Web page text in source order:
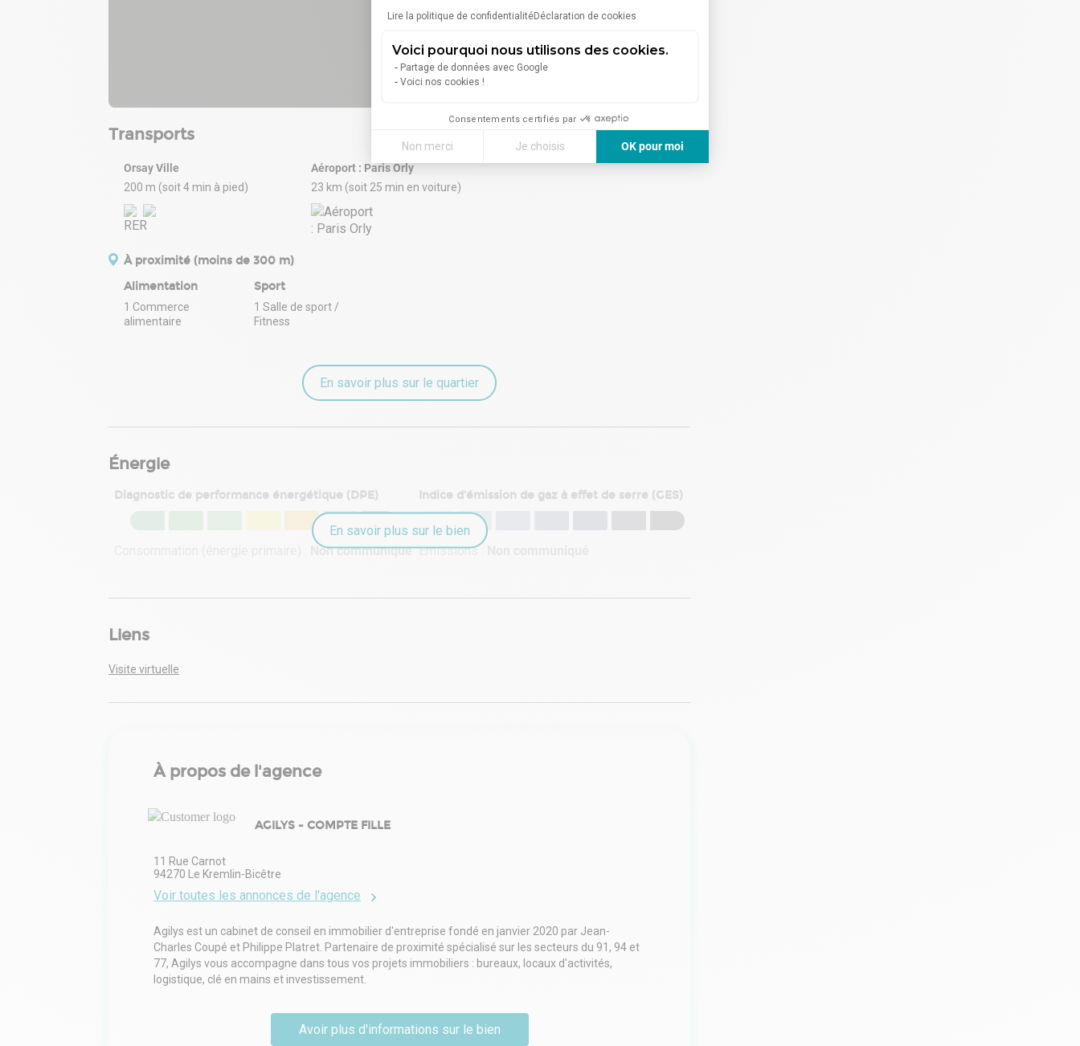
Lire la politique de confidentialitéDéclaration de cookies
Voici pourquoi nous utilisons des cookies.
Partage de données avec Google
Voici nos cookies !
Consentements certifiés par
Non merci Je choisis OK pour moi
Axeptio consent
Plateforme de Gestion du Consentement : Personnalisez vos Options
Transports
Orsay Ville
200 m (soit 4 min à pied)
Aéroport : Paris Orly
23 km (soit 25 min en voiture)
À proximité (moins de 300 m)
Alimentation
1 Commerce
alimentaire
Sport
1 Salle de sport /
Fitness
En savoir plus sur le quartier
Énergie
Diagnostic de performance énergétique (DPE)
Non communiqué
Indice d'émission de gaz à effet de serre (GES)
Émissions :
En savoir plus sur le bien
Liens
Visite virtuelle
À propos de l'agence
AGILYS - COMPTE FILLE
11 Rue Carnot
94270 Le Kremlin-Bicêtre
Voir toutes les annonces de l'agence
Agilys est un cabinet de conseil en immobilier d'entreprise fondé en janvier 2020 par Jean-
Charles Coupé et Philippe Platret. Partenaire de proximité spécialisé sur les secteurs du 91, 94 et
77, Agilys vous accompagne dans tous vos projets immobiliers : bureaux, locaux d'activités,
logistique, clé en mains et investissement.
Avoir plus d'informations sur le bien